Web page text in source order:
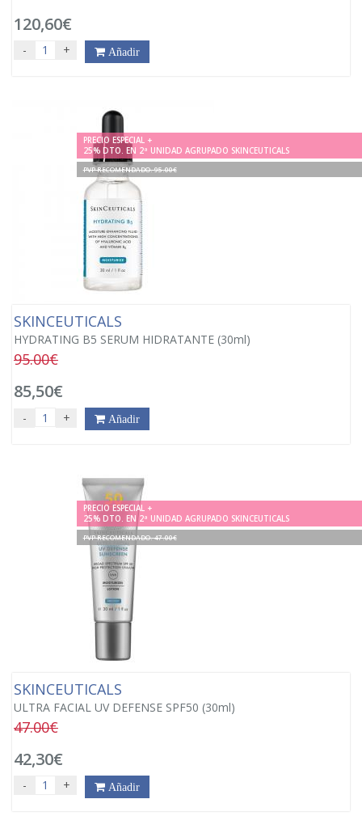
120,60€
- + Añadir
PRECIO ESPECIAL +
25% DTO. EN 2ª UNIDAD AGRUPADO SKINCEUTICALS
PVP RECOMENDADO. 95.00€
SKINCEUTICALS
HYDRATING B5 SERUM HIDRATANTE (30ml)
95.00€
85,50€
- + Añadir
PRECIO ESPECIAL +
25% DTO. EN 2ª UNIDAD AGRUPADO SKINCEUTICALS
PVP RECOMENDADO. 47.00€
SKINCEUTICALS
ULTRA FACIAL UV DEFENSE SPF50 (30ml)
47.00€
42,30€
- + Añadir